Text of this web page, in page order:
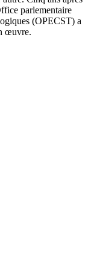
parlementaire
(OPECST) a
œuvre.